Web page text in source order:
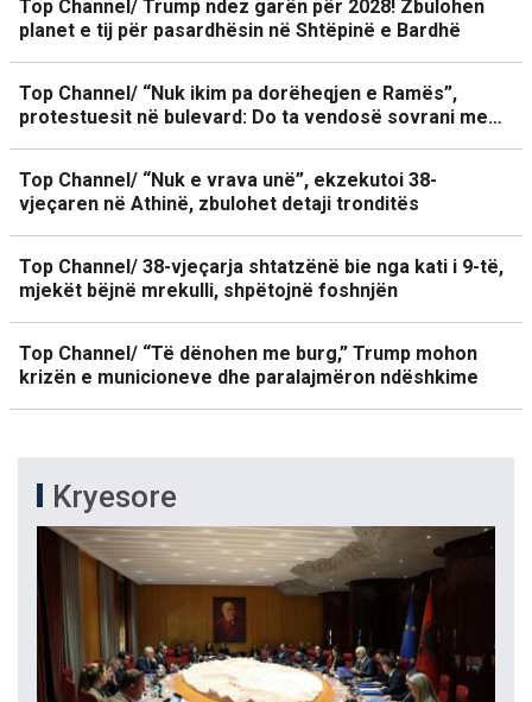
Top Channel/ Trump ndez garën për 2028! Zbulohen
planet e tij për pasardhësin në Shtëpinë e Bardhë
Top Channel/ “Nuk ikim pa dorëheqjen e Ramës”,
protestuesit në bulevard: Do ta vendosë sovrani me…
Top Channel/ “Nuk e vrava unë”, ekzekutoi 38-
vjeçaren në Athinë, zbulohet detaji tronditës
Top Channel/ 38-vjeçarja shtatzënë bie nga kati i 9-të,
mjekët bëjnë mrekulli, shpëtojnë foshnjën
Top Channel/ “Të dënohen me burg,” Trump mohon
krizën e municioneve dhe paralajmëron ndëshkime
Kryesore